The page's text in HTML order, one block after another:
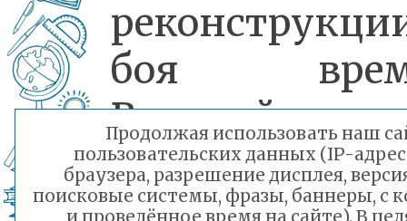
боя
Великой
войны.
Продолжая использовать наш
пользовательских данных (IP-
браузера, разрешение дисплея,
поисковые системы, фразы, баннеры, с